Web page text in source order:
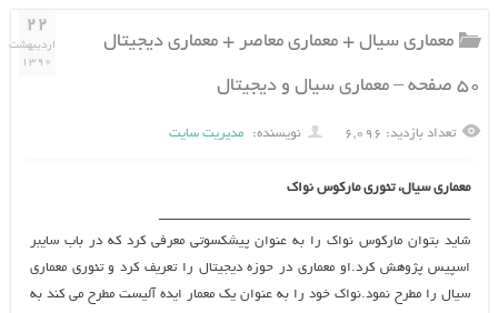
۲۲
اردیبهشت
۱۳۹۰
معماری سیال + معماری معاصر + معماری دیجیتال
۵۰ صفحه – معماری سیال و دیجیتال
تعداد بازدید: ۶,۰۹۶ نویسنده: مدیریت سایت
معماری سیال، تئوری مارکوس نواک
________________________________________
شاید بتوان مارکوس نواک را به عنوان پیشکسوتی معرفی کرد که در باب سایبر
اسپیس پژوهش کرد.او معماری در حوزه دیجیتال را تعریف کرد و تئوری معماری
سیال را مطرح نمود.نواک خود را به عنوان یک معمار ایده آلیست مطرح می کند به